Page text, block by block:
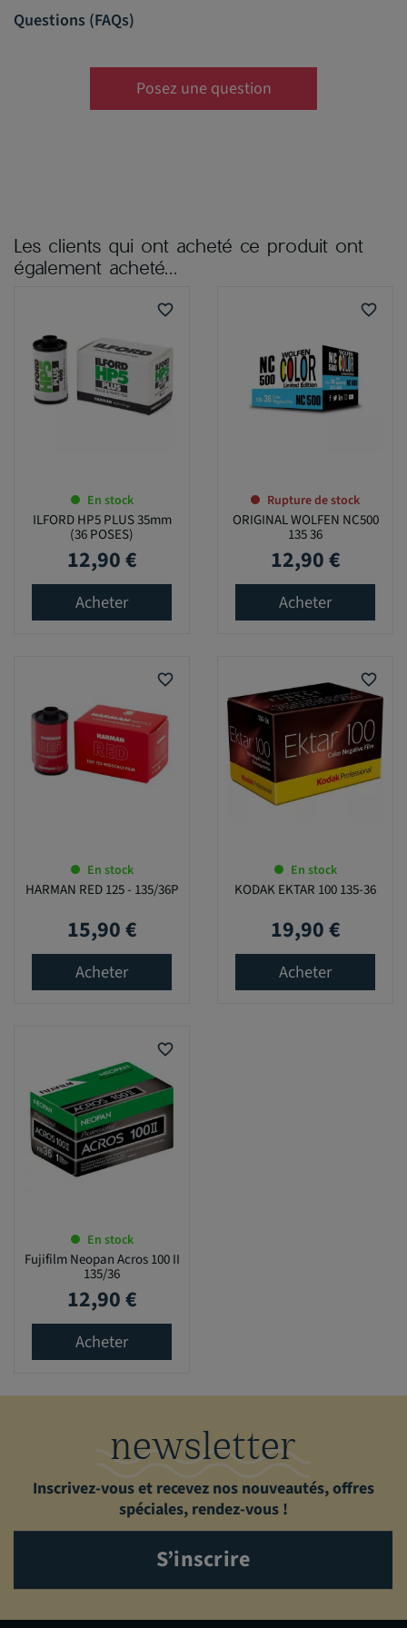
Questions (FAQs)
Posez une question
Les clients qui ont acheté ce produit ont
également acheté...
favorite_border
En stock
ILFORD HP5 PLUS 35mm
(36 POSES)
Prix
12,90 €
Acheter
favorite_border
Rupture de stock
ORIGINAL WOLFEN NC500
135 36
Prix
12,90 €
Acheter
favorite_border
En stock
HARMAN RED 125 - 135/36P
Prix
15,90 €
Acheter
favorite_border
En stock
KODAK EKTAR 100 135-36
Prix
19,90 €
Acheter
favorite_border
En stock
Fujifilm Neopan Acros 100 II
135/36
Prix
12,90 €
Acheter
newsletter
Inscrivez-vous et recevez nos nouveautés, offres
spéciales, rendez-vous !
S’inscrire